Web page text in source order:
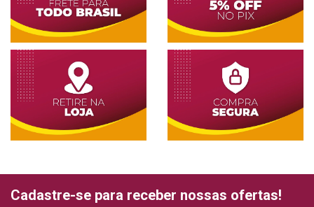
Cadastre-se para receber nossas ofertas!